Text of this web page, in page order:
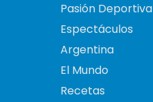
Pasión Deportiva
Espectáculos
Argentina
El Mundo
Recetas